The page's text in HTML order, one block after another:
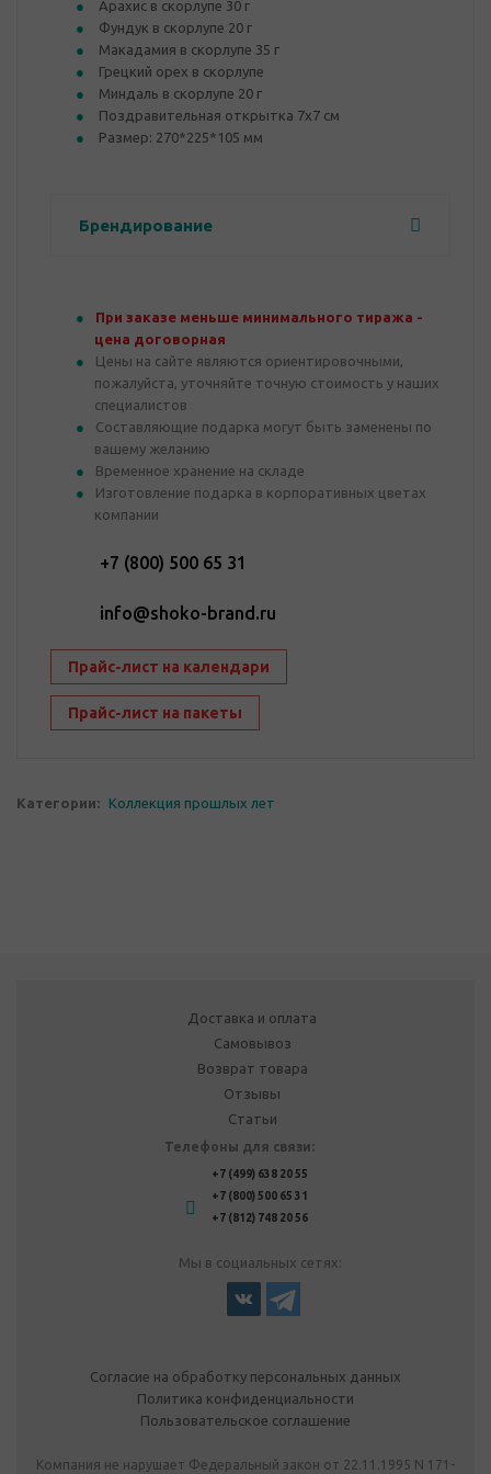
Арахис в скорлупе 30 г
Фундук в скорлупе 20 г
Макадамия в скорлупе 35 г
Грецкий орех в скорлупе
Миндаль в скорлупе 20 г
Поздравительная открытка 7х7 см
Размер: 270*225*105 мм
Брендирование
При заказе меньше минимального тиража -
цена договорная
Цены на сайте являются ориентировочными,
пожалуйста, уточняйте точную стоимость у наших
специалистов
Составляющие подарка могут быть заменены по
вашему желанию
Временное хранение на складе
Изготовление подарка в корпоративных цветах
компании
+7 (800) 500 65 31
info@shoko-brand.ru
Прайс-лист на календари
Прайс-лист на пакеты
Категории: Коллекция прошлых лет
Доставка и оплата
Самовывоз
Возврат товара
Отзывы
Статьи
Телефоны для связи:
+7 (499) 638 20 55
+7 (800) 500 65 31
+7 (812) 748 20 56
Мы в социальных сетях:
Согласие на обработку персональных данных
Политика конфиденциальности
Пользовательское соглашение
Компания не нарушает Федеральный закон от 22.11.1995 N 171-